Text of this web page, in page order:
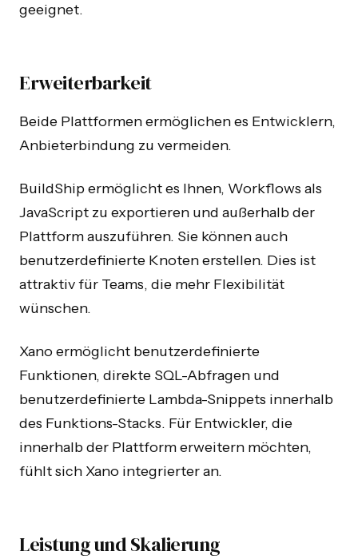
geeignet.
Erweiterbarkeit
Beide Plattformen ermöglichen es Entwicklern,
Anbieterbindung zu vermeiden.
BuildShip ermöglicht es Ihnen, Workflows als
JavaScript zu exportieren und außerhalb der
Plattform auszuführen. Sie können auch
benutzerdefinierte Knoten erstellen. Dies ist
attraktiv für Teams, die mehr Flexibilität
wünschen.
Xano ermöglicht benutzerdefinierte
Funktionen, direkte SQL-Abfragen und
benutzerdefinierte Lambda-Snippets innerhalb
des Funktions-Stacks. Für Entwickler, die
innerhalb der Plattform erweitern möchten,
fühlt sich Xano integrierter an.
Leistung und Skalierung